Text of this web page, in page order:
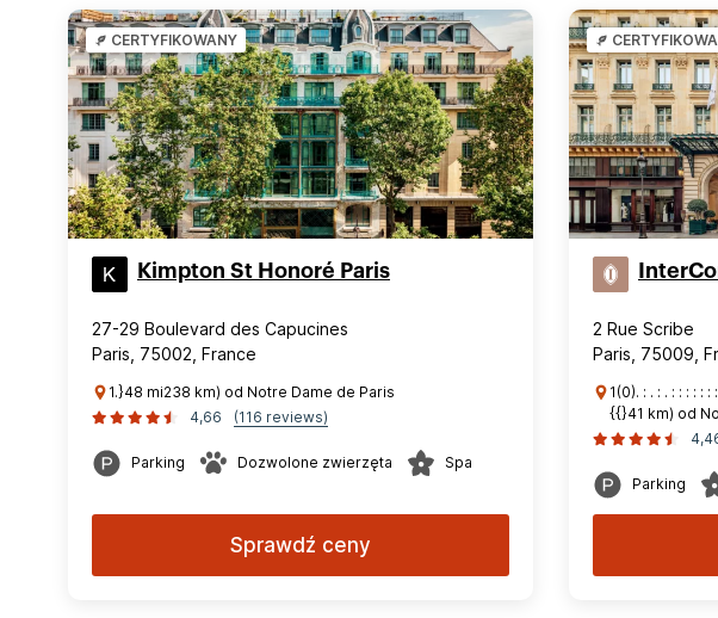
CERTYFIKOWANY
Kimpton St Honoré Paris
27-29 Boulevard des Capucines
Paris, 75002, France
1.}48 mi238 km) od Notre Dame de Paris
4,66
(116 reviews)
Parking Dozwolone zwierzęta Spa
Sprawdź ceny
2 Rue Scribe
Paris, 75009,
1(0). : . : . : : : : :
{{}41 km) od
Parking